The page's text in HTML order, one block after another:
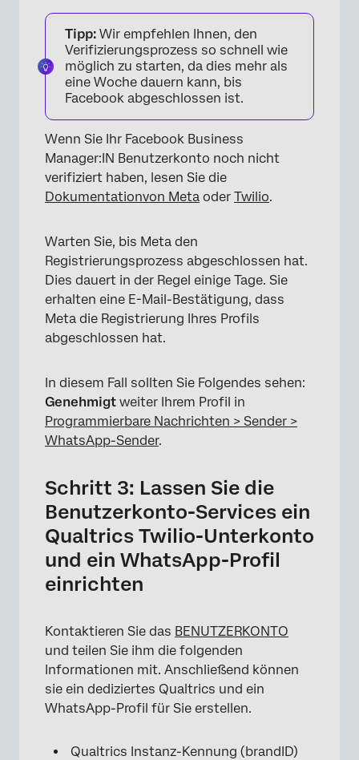
Tipp: Wir empfehlen Ihnen, den
Verifizierungsprozess so schnell wie
möglich zu starten, da dies mehr als
eine Woche dauern kann, bis
Facebook abgeschlossen ist.
Wenn Sie Ihr Facebook Business
Manager:IN Benutzerkonto noch nicht
verifiziert haben, lesen Sie die
Dokumentationvon Meta oder Twilio.
Warten Sie, bis Meta den
Registrierungsprozess abgeschlossen hat.
Dies dauert in der Regel einige Tage. Sie
erhalten eine E-Mail-Bestätigung, dass
Meta die Registrierung Ihres Profils
abgeschlossen hat.
In diesem Fall sollten Sie Folgendes sehen:
Genehmigt weiter Ihrem Profil in
Programmierbare Nachrichten > Sender >
WhatsApp-Sender.
Schritt 3: Lassen Sie die
Benutzerkonto-Services ein
Qualtrics Twilio-Unterkonto
und ein WhatsApp-Profil
einrichten
Kontaktieren Sie das BENUTZERKONTO
und teilen Sie ihm die folgenden
Informationen mit. Anschließend können
sie ein dediziertes Qualtrics und ein
WhatsApp-Profil für Sie erstellen.
Qualtrics Instanz-Kennung (brandID)